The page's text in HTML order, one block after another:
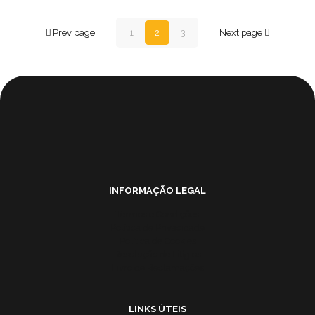
Prev page 1 2 3 Next page
INFORMAÇÃO LEGAL
LINKS ÚTEIS